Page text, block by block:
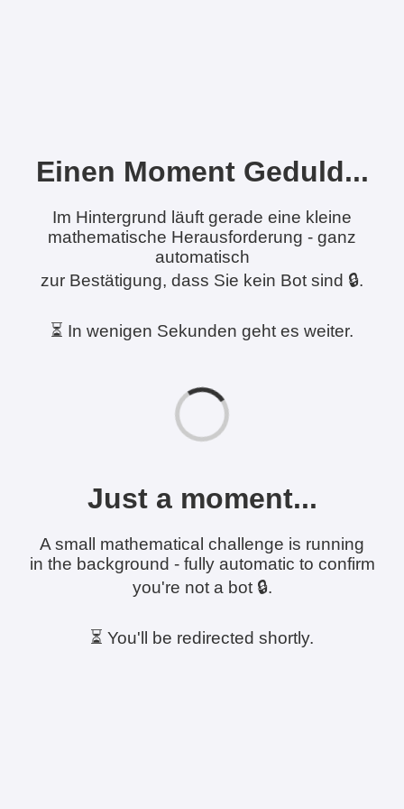
Einen Moment Geduld...
Im Hintergrund läuft gerade eine kleine
mathematische Herausforderung - ganz
automatisch
zur Bestätigung, dass Sie kein Bot sind 🔒.
⏳ In wenigen Sekunden geht es weiter.
Just a moment...
A small mathematical challenge is running
in the background - fully automatic to confirm
you're not a bot 🔒.
⏳ You'll be redirected shortly.